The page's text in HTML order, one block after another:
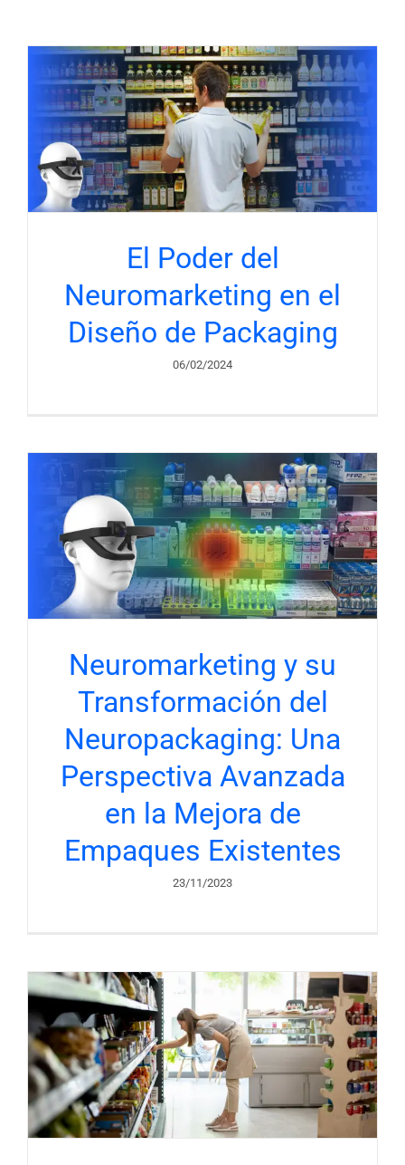
El Poder del
Neuromarketing en el
Diseño de Packaging
06/02/2024
Neuromarketing y su
Transformación del
Neuropackaging: Una
Perspectiva Avanzada
en la Mejora de
Empaques Existentes
23/11/2023